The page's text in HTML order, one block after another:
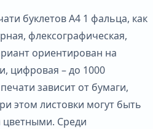
буклетов А4 1 фальца, как
флексографическая,
ориентирован на
цифровая – до 1000
зависит от бумаги,
этом листовки могут быть
цветными. Среди